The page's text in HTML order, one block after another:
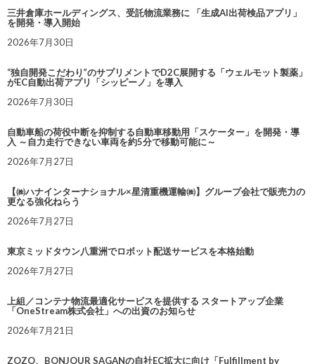
三井倉庫ホールディングス、受託物流業務に 「生成AI出荷検品アプリ」
を開発・導入開始
2026年7月30日
“独自開発こだわり”のサプリメントでD2C展開する「ウェルモット製薬」
がEC自動出荷アプリ「シッピーノ」を導入
2026年7月30日
自動車船の荷役中断を抑制する自動車移動用「スケーター」を開発・導
入 ～自力走行できない車両を約5分で移動可能に～
2026年7月27日
【㈱ハナインターナショナル×星清重機運輸㈱】グループ会社で販売力の
更なる強化ねらう
2026年7月27日
東京ミッドタウン八重洲でロボット配送サービスを本格始動
2026年7月27日
上組／コンテナ物流最適化サービスを提供する スタートアップ企業
「OneStream株式会社」への出資のお知らせ
2026年7月21日
ZOZO、BONJOUR SAGANの自社EC拡大に向け「Fulfillment by